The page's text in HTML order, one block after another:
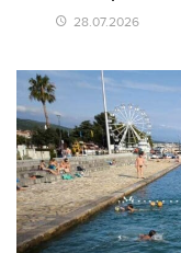
28.07.2026